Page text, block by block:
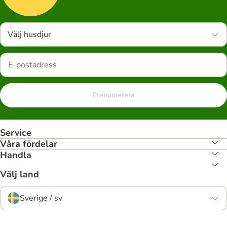
Välj husdjur
Prenumerera
Service
Våra fördelar
Handla
Välj land
Sverige / sv